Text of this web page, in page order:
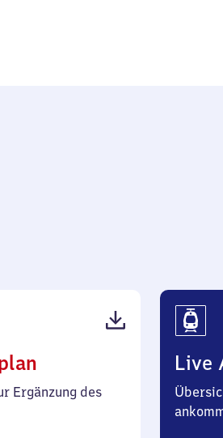
99
Ergänzung des
Live